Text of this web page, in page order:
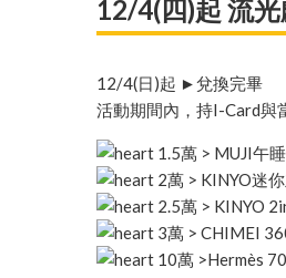
12/4(四)起 流
12/4(日)起 ►兌換完畢
活動期間內，持I-Card與
1.5萬 > MUJI午
2萬 > KINYO迷
2.5萬 > KINYO
3萬 > CHIMEI
10萬 >Hermès